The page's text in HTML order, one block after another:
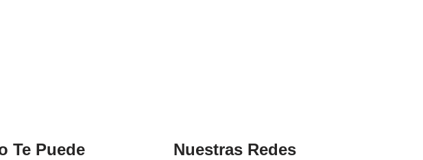
Te Puede
Nuestras Redes